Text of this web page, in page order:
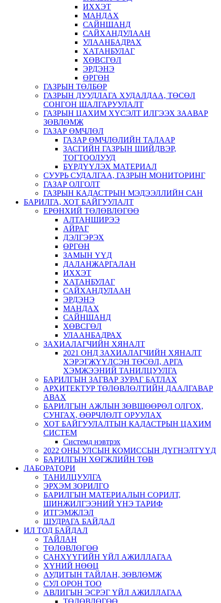
ИХХЭТ
МАНДАХ
САЙНШАНД
САЙХАНДУЛААН
УЛААНБАДРАХ
ХАТАНБУЛАГ
ХӨВСГӨЛ
ЭРДЭНЭ
ӨРГӨН
ГАЗРЫН ТӨЛБӨР
ГАЗРЫН ДУУДЛАГА ХУДАЛДАА, ТӨСӨЛ
СОНГОН ШАЛГАРУУЛАЛТ
ГАЗРЫН ЦАХИМ ХҮСЭЛТ ИЛГЭЭХ ЗААВАР
ЗӨВЛӨМЖ
ГАЗАР ӨМЧЛӨЛ
ГАЗАР ӨМЧЛӨЛИЙН ТАЛААР
ЗАСГИЙН ГАЗРЫН ШИЙДВЭР,
ТОГТООЛУУД
БҮРДҮҮЛЭХ МАТЕРИАЛ
СУУРЬ СУДАЛГАА, ГАЗРЫН МОНИТОРИНГ
ГАЗАР ОЛГОЛТ
ГАЗРЫН КАДАСТРЫН МЭДЭЭЛЛИЙН САН
БАРИЛГА, ХОТ БАЙГУУЛАЛТ
ЕРӨНХИЙ ТӨЛӨВЛӨГӨӨ
АЛТАНШИРЭЭ
АЙРАГ
ДЭЛГЭРЭХ
ӨРГӨН
ЗАМЫН ҮҮД
ДАЛАНЖАРГАЛАН
ИХХЭТ
ХАТАНБУЛАГ
САЙХАНДУЛААН
ЭРДЭНЭ
МАНДАХ
САЙНШАНД
ХӨВСГӨЛ
УЛААНБАДРАХ
ЗАХИАЛАГЧИЙН ХЯНАЛТ
2021 ОНД ЗАХИАЛАГЧИЙН ХЯНАЛТ
ХЭРЭГЖҮҮЛСЭН ТӨСӨЛ, АРГА
ХЭМЖЭЭНИЙ ТАНИЛЦУУЛГА
БАРИЛГЫН ЗАГВАР ЗУРАГ БАТЛАХ
АРХИТЕКТУР ТӨЛӨВЛӨЛТИЙН ДААЛГАВАР
АВАХ
БАРИЛГЫН АЖЛЫН ЗӨВШӨӨРӨЛ ОЛГОХ,
СУНГАХ, ӨӨРЧЛӨЛТ ОРУУЛАХ
ХОТ БАЙГУУЛАЛТЫН КАДАСТРЫН ЦАХИМ
СИСТЕМ
Системд нэвтрэх
2022 ОНЫ УЛСЫН КОМИССЫН ДҮГНЭЛТҮҮД
БАРИЛГЫН ХӨГЖЛИЙН ТӨВ
ЛАБОРАТОРИ
ТАНИЛЦУУЛГА
ЭРХЭМ ЗОРИЛГО
БАРИЛГЫН МАТЕРИАЛЫН СОРИЛТ,
ШИНЖИЛГЭЭНИЙ ҮНЭ ТАРИФ
ИТГЭМЖЛЭЛ
ШУДРАГА БАЙДАЛ
ИЛ ТОД БАЙДАЛ
ТАЙЛАН
ТӨЛӨВЛӨГӨӨ
САНХҮҮГИЙН ҮЙЛ АЖИЛЛАГАА
ХҮНИЙ НӨӨЦ
АУДИТЫН ТАЙЛАН, ЗӨВЛӨМЖ
СУЛ ОРОН ТОО
АВЛИГЫН ЭСРЭГ ҮЙЛ АЖИЛЛАГАА
ТӨЛӨВЛӨГӨӨ